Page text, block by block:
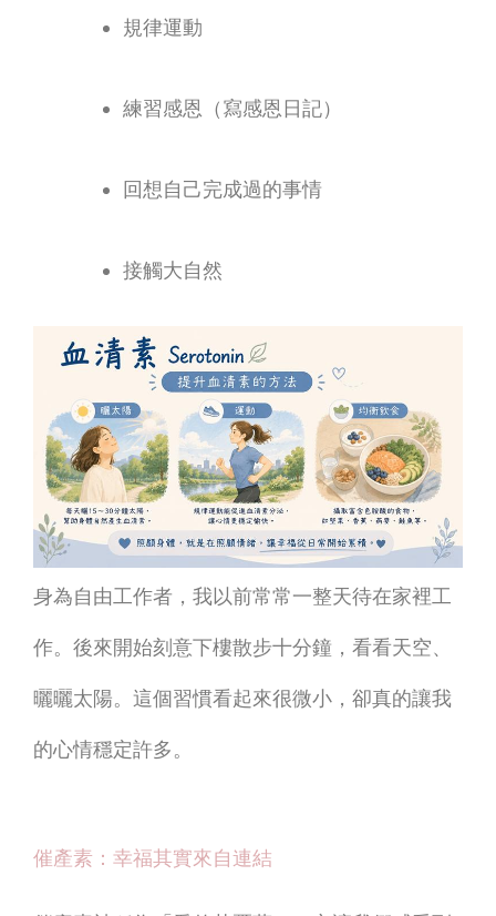
規律運動
練習感恩（寫感恩日記）
回想自己完成過的事情
接觸大自然
身為自由工作者，我以前常常一整天待在家裡工
作。後來開始刻意下樓散步十分鐘，看看天空、
曬曬太陽。這個習慣看起來很微小，卻真的讓我
的心情穩定許多。
催產素：幸福其實來自連結